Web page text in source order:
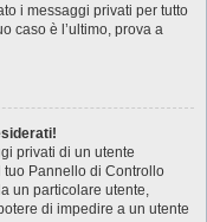
i messaggi privati per tutto
caso è l’ultimo, prova a
privati ​​di un utente
tuo Pannello di Controllo
un particolare utente,
di impedire a un utente